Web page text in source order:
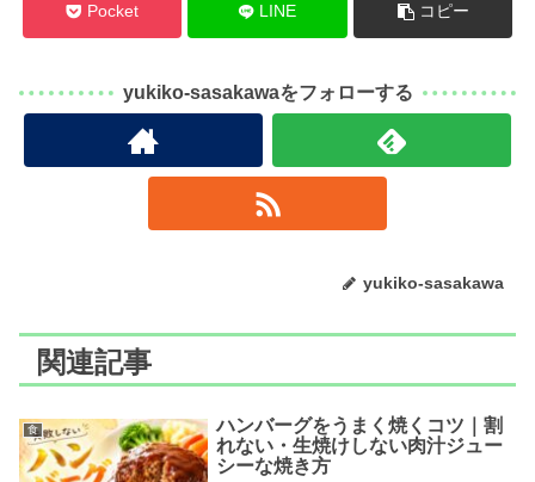
Pocket LINE コピー
yukiko-sasakawaをフォローする
yukiko-sasakawa
関連記事
食
ハンバーグをうまく焼くコツ｜割
れない・生焼けしない肉汁ジュー
シーな焼き方